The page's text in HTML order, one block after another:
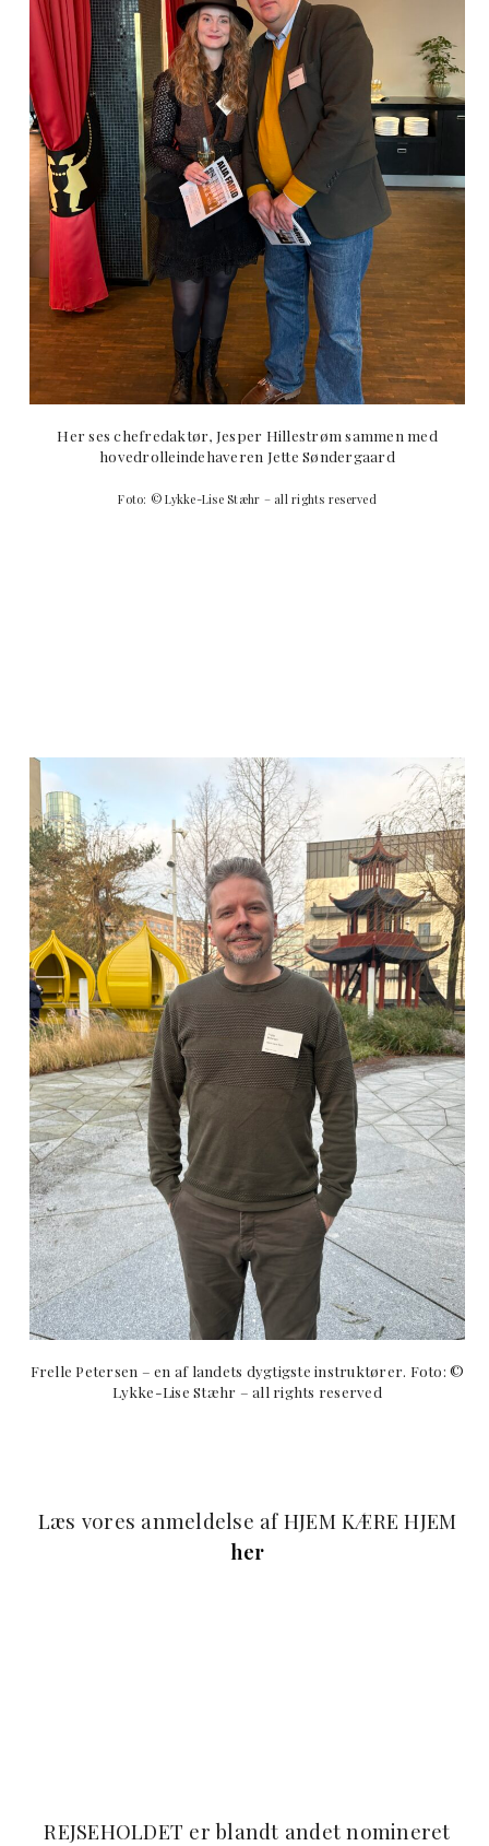
Her ses chefredaktør, Jesper Hillestrøm sammen med
hovedrolleindehaveren Jette Søndergaard
Foto: © Lykke-Lise Stæhr – all rights reserved
Frelle Petersen – en af landets dygtigste instruktører. Foto: ©
Lykke-Lise Stæhr – all rights reserved
Læs vores anmeldelse af HJEM KÆRE HJEM
her
REJSEHOLDET er blandt andet nomineret